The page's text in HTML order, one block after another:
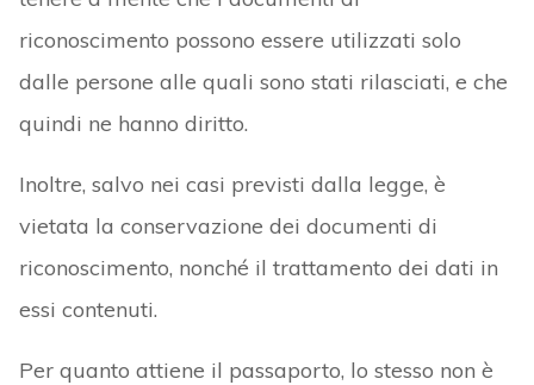
riconoscimento possono essere utilizzati solo
dalle persone alle quali sono stati rilasciati, e che
quindi ne hanno diritto.
Inoltre, salvo nei casi previsti dalla legge, è
vietata la conservazione dei documenti di
riconoscimento, nonché il trattamento dei dati in
essi contenuti.
Per quanto attiene il passaporto, lo stesso non è